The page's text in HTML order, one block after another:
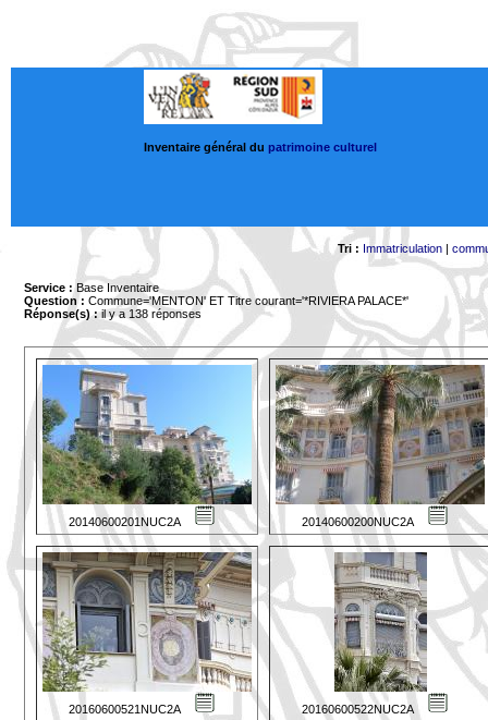
Inventaire général du patrimoine culturel
Tri : Immatriculation|
Service : Base Inventaire
Question : Commune='MENTON' ET Titre courant='*RIVIERA PALACE*'
Réponse(s) :il y a 138 réponses
20140600201NUC2A 20140600200NUC2A
20160600521NUC2A 20160600522NUC2A